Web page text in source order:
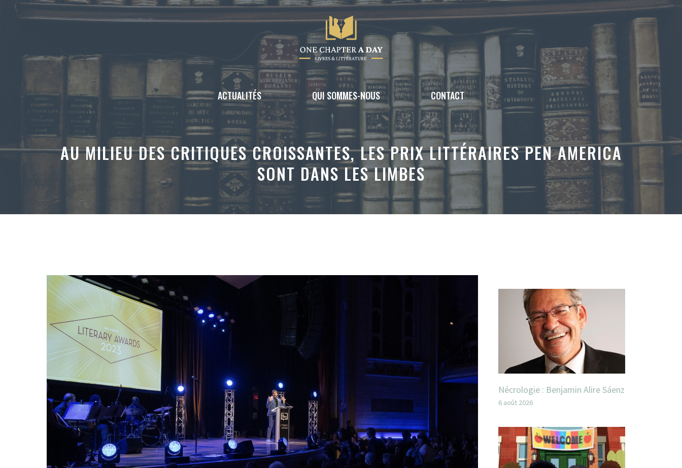
Aller
ACTUALITÉS QUI SOMMES-NOUS CONTACT
AU MILIEU DES CRITIQUES CROISSANTES, LES PRIX LITTÉRAIRES PEN AMERICA
SONT DANS LES LIMBES
Nécrologie : Benjamin Alire Sáenz
6 août 2026